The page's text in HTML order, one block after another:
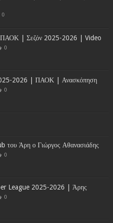
0
ΠΑΟΚ | Σεζόν 2025-2026 | Video
0
2026 | ΠΑΟΚ | Ανασκόπηση
0
του Άρη ο Γιώργος Αθανασιάδης
0
League 2025-2026 | Άρης
0